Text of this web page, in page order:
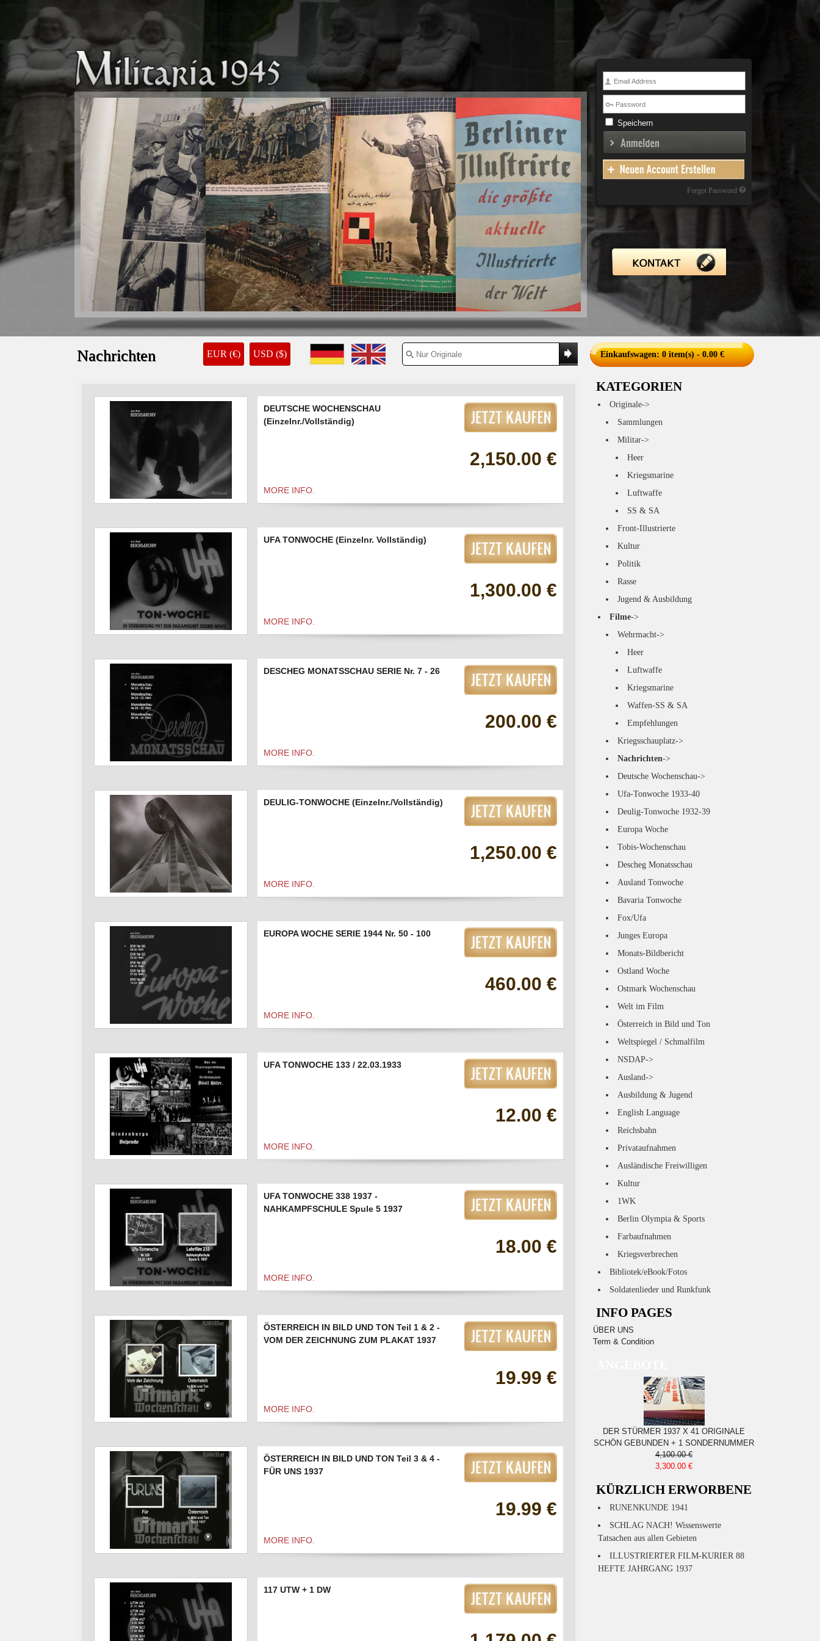
WESTFRONT-ILLUSTRIERTE Nr. 7 Dez. 1940
Speichern
Forgot Password
EUR (€) USD ($)
Nachrichten
DEUTSCHE WOCHENSCHAU
(Einzelnr./Vollständig)
MORE INFO.
2,150.00 €
UFA TONWOCHE (Einzelnr. Vollständig)
MORE INFO.
1,300.00 €
DESCHEG MONATSSCHAU SERIE Nr. 7 - 26
MORE INFO.
200.00 €
DEULIG-TONWOCHE (Einzelnr./Vollständig)
MORE INFO.
1,250.00 €
EUROPA WOCHE SERIE 1944 Nr. 50 - 100
MORE INFO.
460.00 €
UFA TONWOCHE 133 / 22.03.1933
MORE INFO.
12.00 €
UFA TONWOCHE 338 1937 -
NAHKAMPFSCHULE Spule 5 1937
MORE INFO.
18.00 €
ÖSTERREICH IN BILD UND TON Teil 1 & 2 -
VOM DER ZEICHNUNG ZUM PLAKAT 1937
MORE INFO.
19.99 €
ÖSTERREICH IN BILD UND TON Teil 3 & 4 -
FÜR UNS 1937
MORE INFO.
19.99 €
117 UTW + 1 DW
Einkaufswagen: 0 item(s) - 0.00 €
KATEGORIEN
Originale->
Sammlungen
Militar->
Heer
Kriegsmarine
Luftwaffe
SS & SA
Front-Illustrierte
Kultur
Politik
Rasse
Jugend & Ausbildung
Filme->
Wehrmacht->
Heer
Luftwaffe
Kriegsmarine
Waffen-SS & SA
Empfehlungen
Kriegsschauplatz->
Nachrichten->
Deutsche Wochenschau->
Ufa-Tonwoche 1933-40
Deulig-Tonwoche 1932-39
Europa Woche
Tobis-Wochenschau
Descheg Monatsschau
Ausland Tonwoche
Bavaria Tonwoche
Fox/Ufa
Junges Europa
Monats-Bildbericht
Ostland Woche
Ostmark Wochenschau
Welt im Film
Österreich in Bild und Ton
Weltspiegel / Schmalfilm
NSDAP->
Ausland->
Ausbildung & Jugend
English Language
Reichsbahn
Privataufnahmen
Ausländische Freiwilligen
Kultur
1WK
Berlin Olympia & Sports
Farbaufnahmen
Kriegsverbrechen
Bibliotek/eBook/Fotos
Soldatenlieder und Runkfunk
INFO PAGES
ÜBER UNS
Term & Condition
DER STÜRMER 1937 X 41 ORIGINALE
SCHÖN GEBUNDEN + 1 SONDERNUMMER
4,100.00 €
3,300.00 €
KÜRZLICH ERWORBENE
RUNENKUNDE 1941
SCHLAG NACH! Wissenswerte
Tatsachen aus allen Gebieten
ILLUSTRIERTER FILM-KURIER 88
HEFTE JAHRGANG 1937